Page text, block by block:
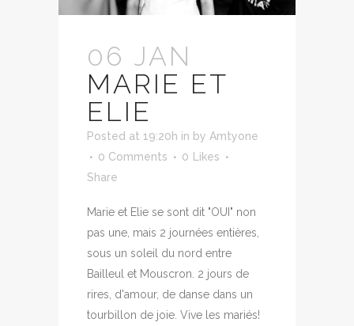
06 JAN
MARIE ET
ELIE
Posted at 19:20h in by Amtyone
0 Comments
0 Likes
Share
Marie et Elie se sont dit "OUI" non
pas une, mais 2 journées entières,
sous un soleil du nord entre
Bailleul et Mouscron. 2 jours de
rires, d'amour, de danse dans un
tourbillon de joie. Vive les mariés!